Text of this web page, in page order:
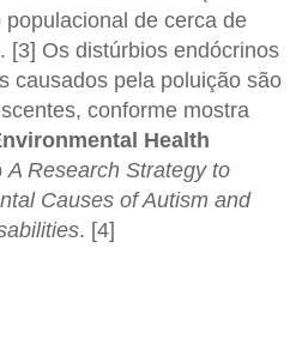
de cerca de
[3] Os distúrbios endócrinos
causados pela poluição são
conforme mostra
Health
A Research Strategy to
Causes of Autism and
. [4]